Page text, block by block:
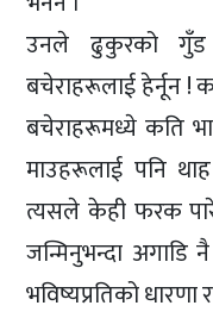
उनले ढुकुरको
बचेराहरूलाई हेर्नून !
बचेराहरूमध्ये कति
माउहरूलाई पनि
त्यसले केही फरक
जन्मिनुभन्दा अगाडि
भविष्यप्रतिको धारणा